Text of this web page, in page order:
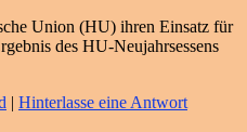
Union (HU) ihren Einsatz für
des HU-Neujahrsessens
| Hinterlasse eine Antwort